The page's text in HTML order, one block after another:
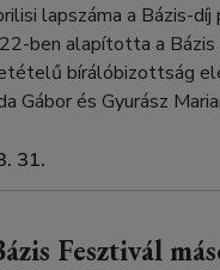
lapszáma a Bázis-
ben alapította a
bírálóbizottság
Gábor és Gyurász
31.
Fesztivál